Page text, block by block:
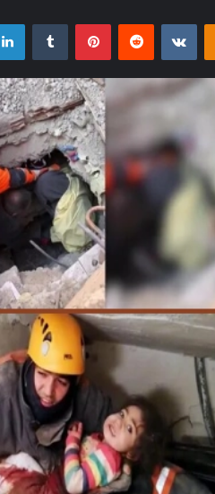
LinkedInTumblr PinterestReddit